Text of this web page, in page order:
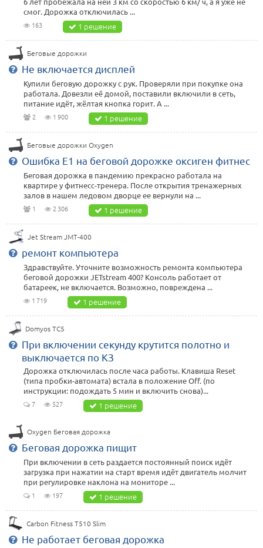
смог. Дорожка отключилась ...
163 1 решение
Беговые дорожки
Не включается дисплей
Купили беговую дорожку с рук. Проверяли при покупке она
работала. Довезли её домой, поставили включили в сеть,
питание идёт, жёлтая кнопка горит. А ...
2 1 900 1 решение
Беговые дорожки Oxygen
Ошибка Е1 на беговой дорожке оксиген фитнес
Беговая дорожка в пандемию прекрасно работала на
квартире у фитнесс-тренера. После открытия тренажерных
залов в нашем ледовом дворце ее вернули на ...
1 2 306 1 решение
Jet Stream JMT-400
ремонт компьютера
Здравствуйте. Уточните возможность ремонта компьютера
беговой дорожки JETstream 400? Консоль работает от
батареек, не включается. Возможно, повреждена ...
1 719 1 решение
Domyos TC5
При включении секунду крутитcя полотно и
выключается по КЗ
Дорожка отключилась после часа работы. Клавиша Reset
(типа пробки-автомата) встала в положение Off. (по
инструкции: подождать 5 мин и включить снова)...
7 527 1 решение
Oxygen Беговая дорожка
Беговая дорожка пищит
При включении в сеть раздается постоянный поиск идёт
загрузка при нажатии на старт время идёт двигатель молчит
при регулировке наклона на мониторе ...
1 197 1 решение
Carbon Fitness T510 Slim
Не работает беговая дорожка